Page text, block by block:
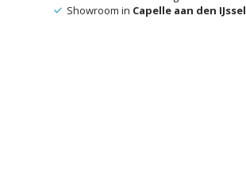
Showroom in Capelle aan den IJssel